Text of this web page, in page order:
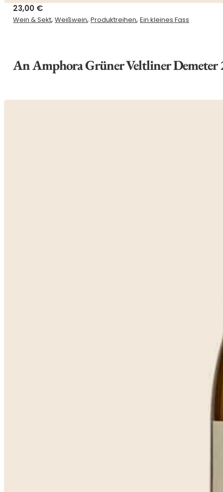
23,00 €
Wein & Sekt,Weißwein,Produktreihen,Ein kleines Fass
An Amphora Grüner Veltliner Demeter